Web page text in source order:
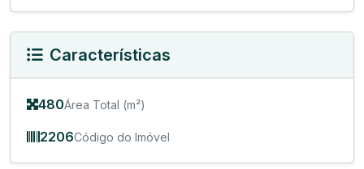
Características
480Área Total (m²)
2206Código do Imóvel